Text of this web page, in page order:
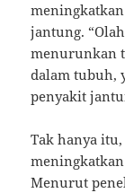
jantung.
menurunkan
dalam tubuh,
penyakit
Tak hanya
Menurut